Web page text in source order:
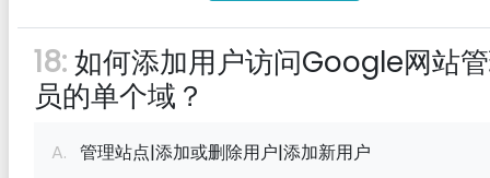
18:如何添加用户访问Google网站
员的单个域？
A. 管理站点|添加或删除用户|添加新用户